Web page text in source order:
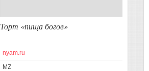
Торт «пища богов»
nyam.ru
MZ